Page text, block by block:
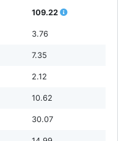
109.22
3.76
7.35
2.12
10.62
30.07